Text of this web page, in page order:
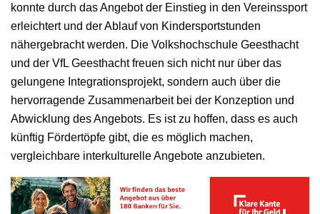
konnte durch das Angebot der Einstieg in den Vereinssport
erleichtert und der Ablauf von Kindersportstunden
nähergebracht werden. Die Volkshochschule Geesthacht
und der VfL Geesthacht freuen sich nicht nur über das
gelungene Integrationsprojekt, sondern auch über die
hervorragende Zusammenarbeit bei der Konzeption und
Abwicklung des Angebots. Es ist zu hoffen, dass es auch
künftig Fördertöpfe gibt, die es möglich machen,
vergleichbare interkulturelle Angebote anzubieten.